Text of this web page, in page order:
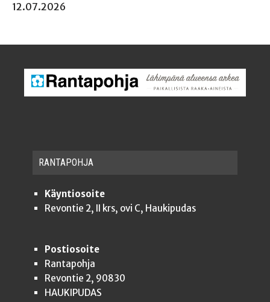
12.07.2026
RAN­TA­POH­JA
Käyntiosoite
Revontie 2, II krs, ovi C, Haukipudas
Postiosoite
Rantapohja
Revontie 2, 90830
HAUKIPUDAS